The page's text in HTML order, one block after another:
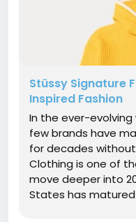
Stüssy Signature
Inspired Fashion
In the ever-
few brands have
for decades
Clothing is one of
move deeper into
States has